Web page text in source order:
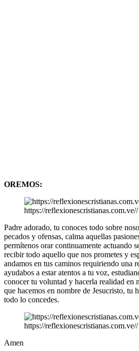
OREMOS:
https://reflexionescristianas.com.ve//
Padre adorado, tu conoces todo sobre
pecados y ofensas, calma aquellas
permítenos orar continuamente actuando
recibir todo aquello que nos prometes y
andamos en tus caminos requiriendo una
ayudabos a estar atentos a tu voz,
conocer tu voluntad y hacerla realidad en
que hacemos en nombre de Jesucristo, tu
todo lo concedes.
https://reflexionescristianas.com.ve//
Amen